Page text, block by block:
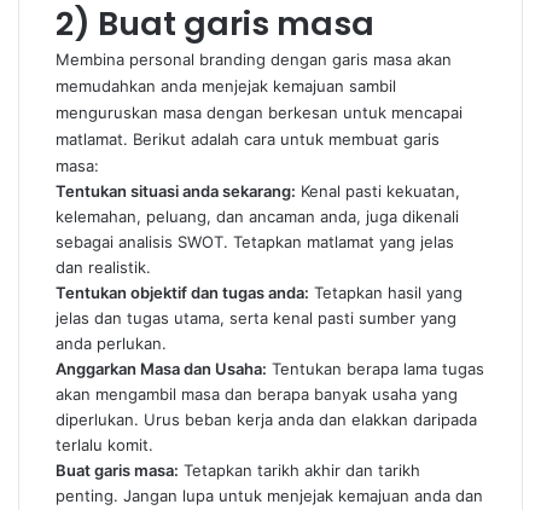
2) Buat garis masa
Membina personal branding dengan garis masa akan
memudahkan anda menjejak kemajuan sambil
menguruskan masa dengan berkesan untuk mencapai
matlamat. Berikut adalah cara untuk membuat garis
masa:
Tentukan situasi anda sekarang: Kenal pasti kekuatan,
kelemahan, peluang, dan ancaman anda, juga dikenali
sebagai analisis SWOT. Tetapkan matlamat yang jelas
dan realistik.
Tentukan objektif dan tugas anda: Tetapkan hasil yang
jelas dan tugas utama, serta kenal pasti sumber yang
anda perlukan.
Anggarkan Masa dan Usaha: Tentukan berapa lama tugas
akan mengambil masa dan berapa banyak usaha yang
diperlukan. Urus beban kerja anda dan elakkan daripada
terlalu komit.
Buat garis masa: Tetapkan tarikh akhir dan tarikh
penting. Jangan lupa untuk menjejak kemajuan anda dan